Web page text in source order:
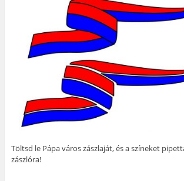
Töltsd le Pápa város zászlaját, és a színeket
zászlóra!